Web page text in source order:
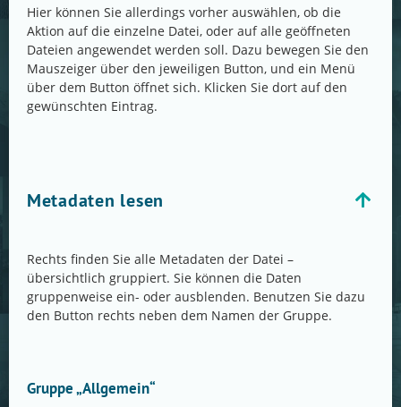
Hier können Sie allerdings vorher auswählen, ob die
Aktion auf die einzelne Datei, oder auf alle geöffneten
Dateien angewendet werden soll. Dazu bewegen Sie den
Mauszeiger über den jeweiligen Button, und ein Menü
über dem Button öffnet sich. Klicken Sie dort auf den
gewünschten Eintrag.
Metadaten lesen
Rechts finden Sie alle Metadaten der Datei –
übersichtlich gruppiert. Sie können die Daten
gruppenweise ein- oder ausblenden. Benutzen Sie dazu
den Button rechts neben dem Namen der Gruppe.
Gruppe „Allgemein“